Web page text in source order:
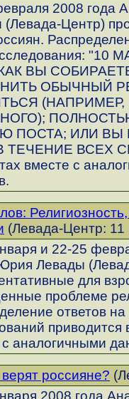
2008 года
Центр)
ВЫ
ОБЫЧНЫЙ
ПОСТА; ИЛИ ВЫ
ТЕЧЕНИЕ ВСЕХ
вместе с
(Левада-Центр: 11
и 22-25
Левады
для
проблеме
ответов
с аналогичными
россияне?